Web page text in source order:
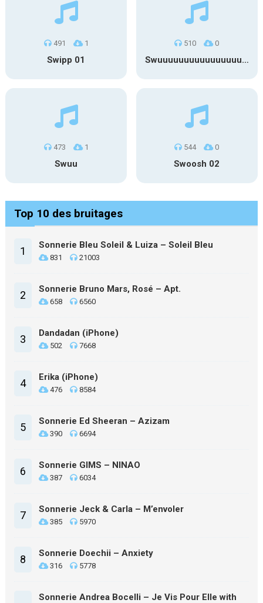
491 1
Swipp 01
510 0
Swuuuuuuuuuuuuuuuuuuuuuu
473 1
Swuu
544 0
Swoosh 02
Top 10 des bruitages
1 Sonnerie Bleu Soleil & Luiza – Soleil Bleu
831 21003
2 Sonnerie Bruno Mars, Rosé – Apt.
658 6560
3 Dandadan (iPhone)
502 7668
4 Erika (iPhone)
476 8584
5 Sonnerie Ed Sheeran – Azizam
390 6694
6 Sonnerie GIMS – NINAO
387 6034
7 Sonnerie Jeck & Carla – M’envoler
385 5970
8 Sonnerie Doechii – Anxiety
316 5778
Sonnerie Andrea Bocelli – Je Vis Pour Elle with